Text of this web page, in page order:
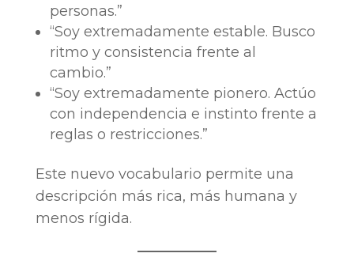
personas.”
“Soy extremadamente estable. Busco
ritmo y consistencia frente al
cambio.”
“Soy extremadamente pionero. Actúo
con independencia e instinto frente a
reglas o restricciones.”
Este nuevo vocabulario permite una
descripción más rica, más humana y
menos rígida.